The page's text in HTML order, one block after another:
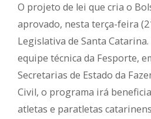
O projeto de lei que cria o
aprovado, nesta terça-feira
Legislativa de Santa
equipe técnica da Fesporte,
Secretarias de Estado da
Civil, o programa irá
atletas e paratletas